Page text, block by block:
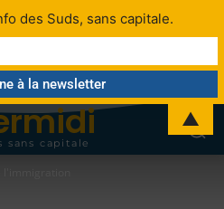
sans capitale
des Suds, sans capitale.
▲